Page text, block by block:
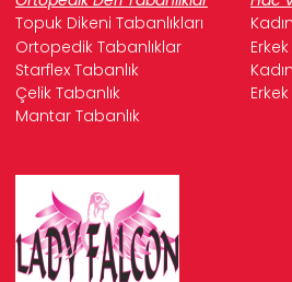
Topuk Dikeni Tabanlıkları
Ortopedik Tabanlıklar
Starflex Tabanlık
Çelik Tabanlık
Mantar Tabanlık